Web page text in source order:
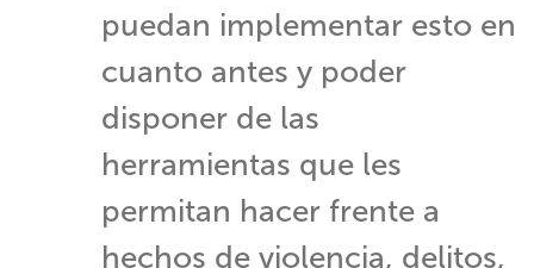
puedan implementar esto en
cuanto antes y poder
disponer de las
herramientas que les
permitan hacer frente a
hechos de violencia, delitos,